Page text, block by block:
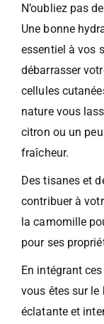
N’oubliez pas
Une bonne
essentiel à vos
débarrasser
cellules
nature vous
citron ou un
fraîcheur.
Des tisanes et
contribuer à
la camomille
pour ses
En intégrant
vous êtes sur le
éclatante et